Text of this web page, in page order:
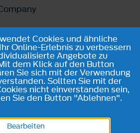
Cookies und ähnliche
Online-Erlebnis zu verbessern
Angebote zu
dem Klick auf den Button
Sie sich mit der Verwendung
Sollten Sie mit der
nicht einverstanden sein,
Sie den Button "Ablehnen".
Bearbeiten